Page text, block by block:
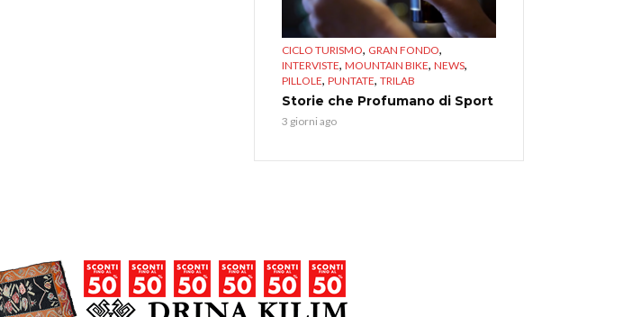
CICLO TURISMO, GRAN FONDO,
INTERVISTE, MOUNTAIN BIKE, NEWS,
PILLOLE, PUNTATE, TRILAB
Storie che Profumano di Sport
3 giorni ago